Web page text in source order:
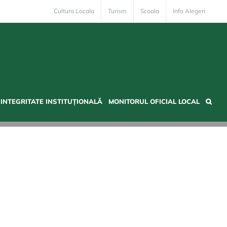
Cultura Locala Turism Scoala Info Alegeri
INTEGRITATE INSTITUȚIONALĂ MONITORUL OFICIAL LOCAL